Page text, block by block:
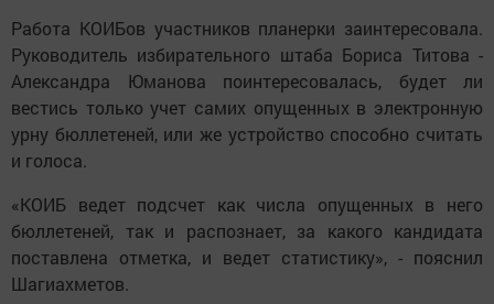
Работа КОИБов участников планерки заинтересовала.
Руководитель избирательного штаба Бориса Титова -
Александра Юманова поинтересовалась, будет ли
вестись только учет самих опущенных в электронную
урну бюллетеней, или же устройство способно считать
и голоса.
«КОИБ ведет подсчет как числа опущенных в него
бюллетеней, так и распознает, за какого кандидата
поставлена отметка, и ведет статистику», - пояснил
Шагиахметов.